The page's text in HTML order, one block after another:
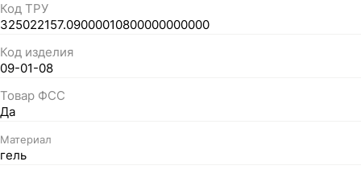
Код ТРУ
325022157.09000010800000000000
Код изделия
09-01-08
Товар ФСС
Да
Материал
гель